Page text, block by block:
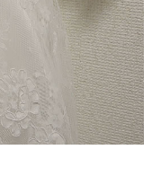
グ＆ポーチ
ベビードレス
ェリーメイのウ